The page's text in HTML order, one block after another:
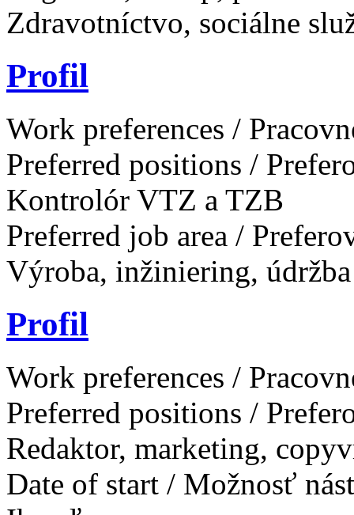
Zdravotníctvo, sociálne
Profil
Work preferences /
Preferred positions /
Kontrolór VTZ a TZB
Preferred job area /
Výroba, inžiniering, údržba
Profil
Work preferences /
Preferred positions /
Redaktor, marketing,
Date of start / Možnosť